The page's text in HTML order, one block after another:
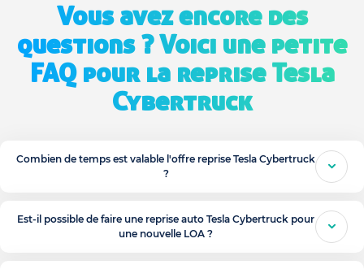
Vous avez encore des
questions ? Voici une petite
FAQ pour la reprise Tesla
Cybertruck
Combien de temps est valable l'offre reprise Tesla Cybertruck
?
Est-il possible de faire une reprise auto Tesla Cybertruck pour
une nouvelle LOA ?